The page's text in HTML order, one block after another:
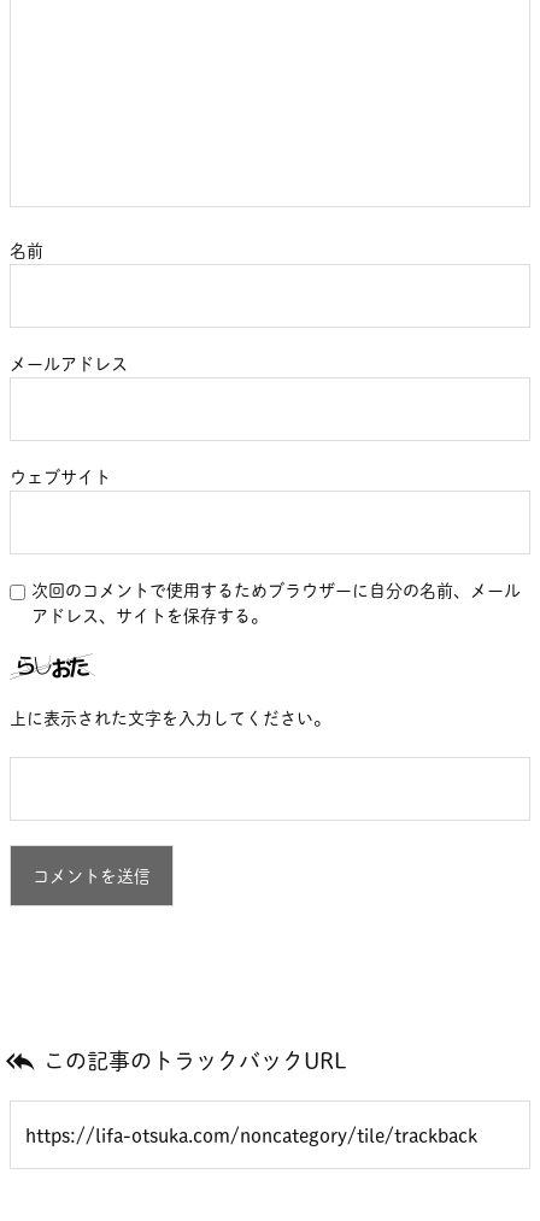
名前
メールアドレス
ウェブサイト
次回のコメントで使用するためブラウザーに自分の名前、メール
アドレス、サイトを保存する。
上に表示された文字を入力してください。
 この記事のトラックバックURL